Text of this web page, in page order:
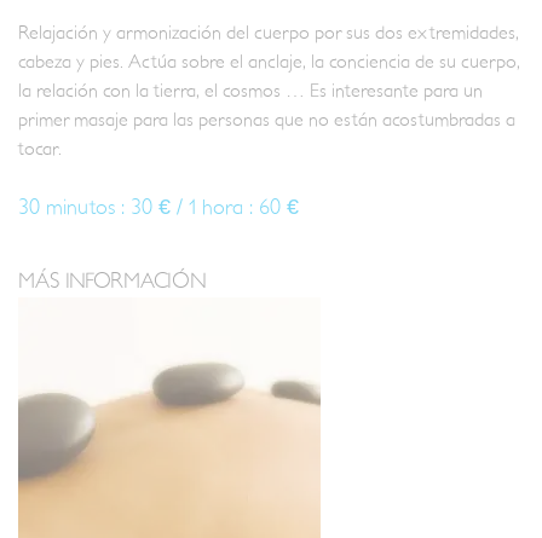
Relajación y armonización del cuerpo por sus dos extremidades,
cabeza y pies. Actúa sobre el anclaje, la conciencia de su cuerpo,
la relación con la tierra, el cosmos … Es interesante para un
primer masaje para las personas que no están acostumbradas a
tocar.
30 minutos : 30 € / 1 hora : 60 €
MÁS INFORMACIÓN